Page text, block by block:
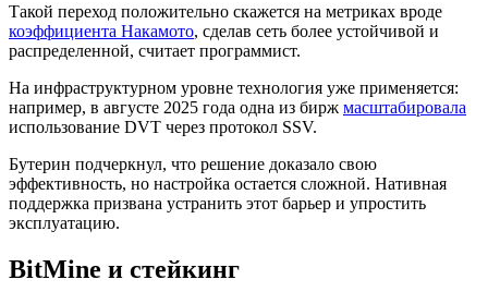
Такой переход положительно скажется на метриках вроде
коэффициента Накамото, сделав сеть более устойчивой и
распределенной, считает программист.
На инфраструктурном уровне технология уже применяется:
например, в августе 2025 года одна из бирж масштабировала
использование DVT через протокол SSV.
Бутерин подчеркнул, что решение доказало свою
эффективность, но настройка остается сложной. Нативная
поддержка призвана устранить этот барьер и упростить
эксплуатацию.
BitMine и стейкинг